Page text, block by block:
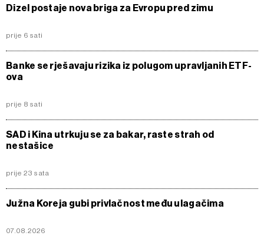
Dizel postaje nova briga za Evropu pred zimu
prije 6 sati
Banke se rješavaju rizika iz polugom upravljanih ETF-
ova
prije 8 sati
SAD i Kina utrkuju se za bakar, raste strah od
nestašice
prije 23 sata
Južna Koreja gubi privlačnost među ulagačima
07.08.2026